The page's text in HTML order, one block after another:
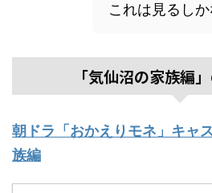
これは見るしか
「気仙沼の家族編
朝ドラ「おかえりモネ」キャ
族編